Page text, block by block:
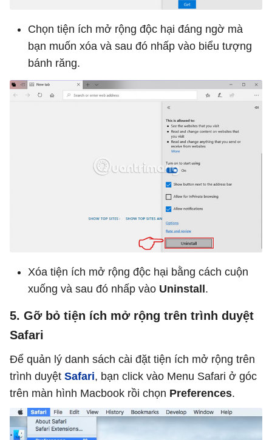
Chọn tiện ích mở rộng độc hại đáng ngờ mà
bạn muốn xóa và sau đó nhấp vào biểu tượng
bánh răng.
Xóa tiện ích mở rộng độc hại bằng cách cuộn
xuống và sau đó nhấp vào Uninstall .
5. Gỡ bỏ tiện ích mở rộng trên trình duyệt
Safari
Để quản lý danh sách cài đặt tiện ích mở rộng trên
trình duyệt Safari, bạn click vào Menu Safari ở góc
trên màn hình Macbook rồi chọn Preferences.